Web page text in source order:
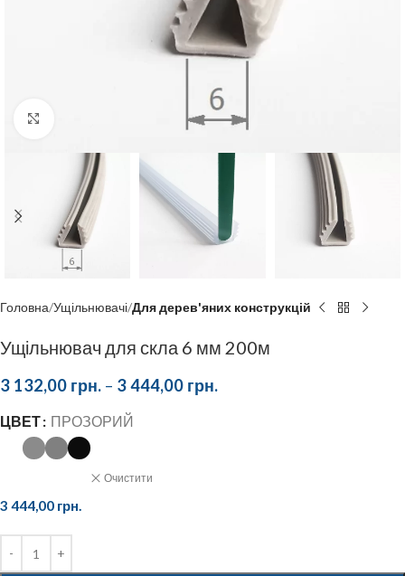
Головна Ущільнювачі Для дерев'яних конструкцій
Ущільнювач для скла 6 мм 200м
3 132,00 грн. – 3 444,00 грн.
ЦВЕТ ПРОЗОРИЙ
Очистити
3 444,00 грн.